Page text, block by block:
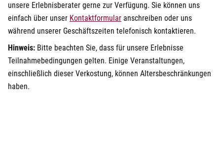
unsere Erlebnisberater gerne zur Verfügung. Sie können uns
einfach über unser Kontaktformularöffnet in neuem Fenster
anschreiben oder uns
während unserer Geschäftszeiten telefonisch kontaktieren.
Hinweis: Bitte beachten Sie, dass für unsere Erlebnisse
Teilnahmebedingungen gelten. Einige Veranstaltungen,
einschließlich dieser Verkostung, können Altersbeschränkungen
haben.